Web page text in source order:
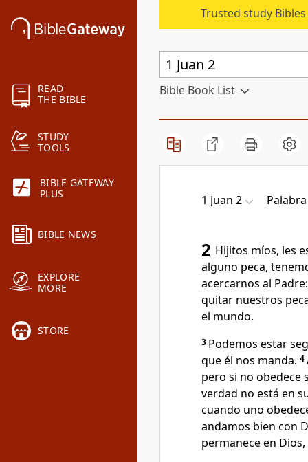
READ
THE BIBLE
STUDY
TOOLS
BIBLE GATEWAY
PLUS
BIBLE NEWS
EXPLORE
MORE
STORE
Trusted study
Bible Book List
1 Juan 2
2 Hijitos míos, les
alguno peca,
acercarnos al
quitar nuestros
el mundo.
3 Podemos estar
que él nos manda. 4
pero si no obedece
verdad no está en
cuando uno
andamos bien con
permanece en